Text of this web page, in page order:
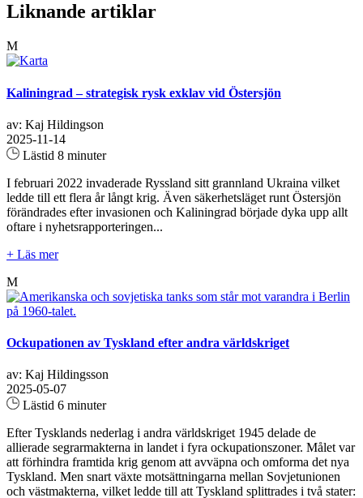
Liknande artiklar
M
Kaliningrad – strategisk rysk exklav vid Östersjön
av: Kaj Hildingson
2025-11-14
Lästid 8 minuter
I februari 2022 invaderade Ryssland sitt grannland Ukraina vilket
ledde till ett flera år långt krig. Även säkerhetsläget runt Östersjön
förändrades efter invasionen och Kaliningrad började dyka upp allt
oftare i nyhetsrapporteringen...
+ Läs mer
M
Ockupationen av Tyskland efter andra världskriget
av: Kaj Hildingsson
2025-05-07
Lästid 6 minuter
Efter Tysklands nederlag i andra världskriget 1945 delade de
allierade segrarmakterna in landet i fyra ockupationszoner. Målet var
att förhindra framtida krig genom att avväpna och omforma det nya
Tyskland. Men snart växte motsättningarna mellan Sovjetunionen
och västmakterna, vilket ledde till att Tyskland splittrades i två stater: